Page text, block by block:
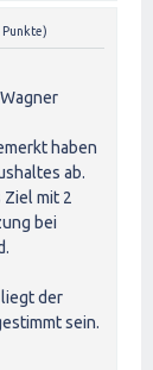
Punkte)
haben
ab.
Ziel mit 2
bei
liegt der
sein.